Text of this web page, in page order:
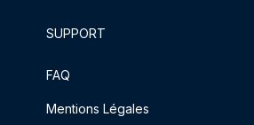
SUPPORT
FAQ
Mentions Légales